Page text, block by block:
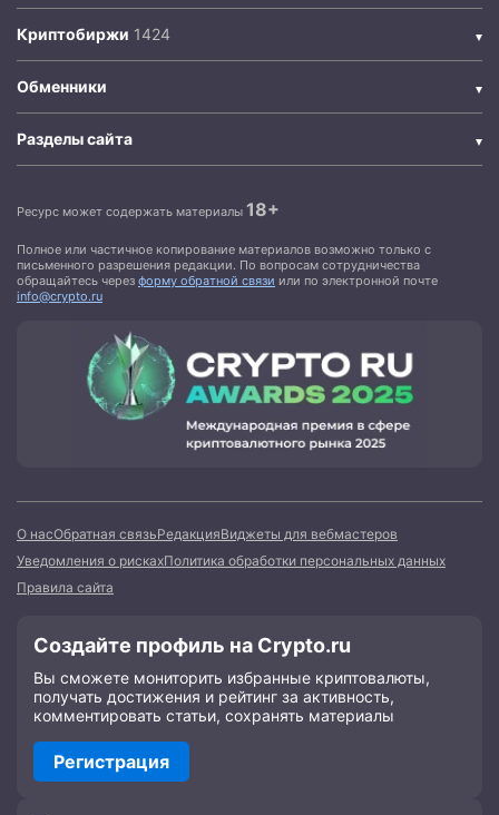
Криптобиржи
Обменники
Разделы сайта
Ресурс может содержать материалы 18+
Полное или частичное копирование материалов возможно только с
письменного разрешения редакции. По вопросам сотрудничества
обращайтесь через форму обратной связи или по электронной почте
info@crypto.ru
О насОбратная связьРедакцияВиджеты для вебмастеров
Уведомления о рискахПолитика обработки персональных данных
Правила сайта
Создайте профиль на Crypto.ru
Вы сможете мониторить избранные криптовалюты,
получать достижения и рейтинг за активность,
комментировать статьи, сохранять материалы
Регистрация